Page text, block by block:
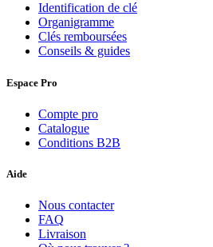
Identification de clé
Organigramme
Clés remboursées
Conseils & guides
Espace Pro
Compte pro
Catalogue
Conditions B2B
Aide
Nous contacter
FAQ
Livraison